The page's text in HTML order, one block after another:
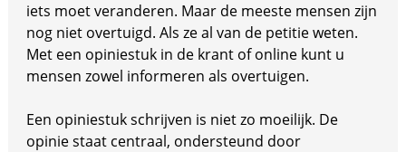
iets moet veranderen. Maar de meeste mensen zijn
nog niet overtuigd. Als ze al van de petitie weten.
Met een opiniestuk in de krant of online kunt u
mensen zowel informeren als overtuigen.
Een opiniestuk schrijven is niet zo moeilijk. De
opinie staat centraal, ondersteund door